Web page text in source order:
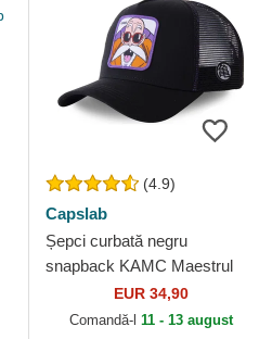
(4.9)
Capslab
Șepci curbată negru
snapback KAMC Maestrul
Roshi Dragon Ball de
Capslab
EUR 34,90
Comandă-l 11 - 13 august